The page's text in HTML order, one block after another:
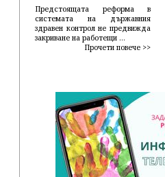
Предстоящата реформа в
системата на държавния
здравен контрол не предвижда
закриване на работещи ...
Прочети повече >>